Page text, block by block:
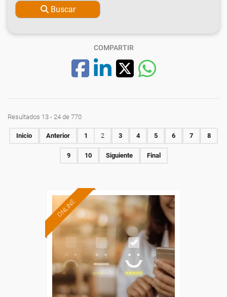
Buscar
COMPARTIR
Resultados 13 - 24 de 770
Inicio Anterior 1 2 3 4 5 6 7 8
9 10 Siguiente Final
ONLINE
Formación 100%
subvencionada.
Para desempleados,
trabajadores y autónomos.
Sector
-Finanzas y Seguros.